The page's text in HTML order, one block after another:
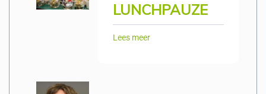
LUNCHPAUZE
Lees meer